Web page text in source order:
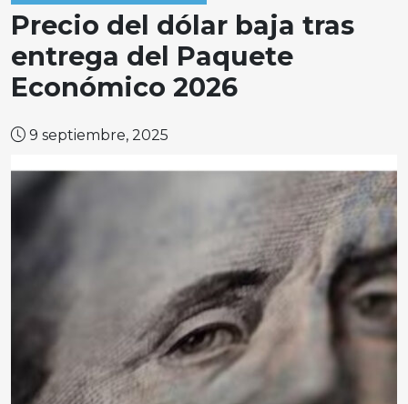
Precio del dólar baja tras
entrega del Paquete
Económico 2026
9 septiembre, 2025